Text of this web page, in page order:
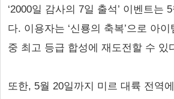
‘2000일 감사의 7일 출석’ 이벤트는
다. 이용자는 ‘신룡의 축복’으로 아
중 최고 등급 합성에 재도전할 수 있
또한, 5월 20일까지 미르 대륙 전역